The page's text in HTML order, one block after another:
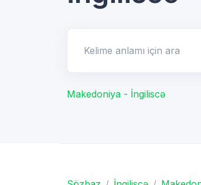
Makedoniya - İngiliscə